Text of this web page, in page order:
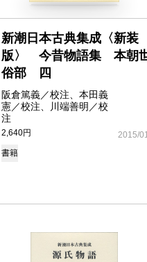
新潮日本古典集成〈新装
版〉 今昔物語集 本朝
俗部 四
阪倉篤義／校注、本田義
憲／校注、川端善明／校
注
2,640円
2015/
書籍